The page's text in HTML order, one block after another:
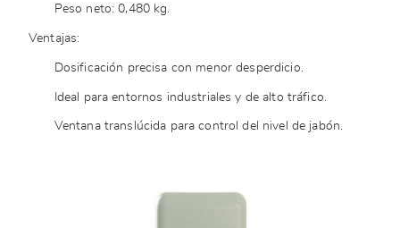
Peso neto: 0,480 kg.
Ventajas:
Dosificación precisa con menor desperdicio.
Ideal para entornos industriales y de alto tráfico.
Ventana translúcida para control del nivel de jabón.